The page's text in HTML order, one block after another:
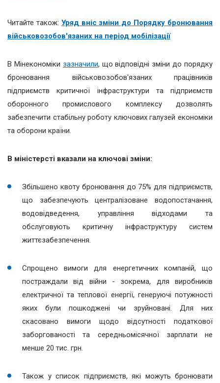
Читайте також: Уряд вніс зміни до Порядку бронювання
військовозобов'язаних на період мобілізації
В Мінекономіки зазначили, що відповідні зміни до порядку
бронювання військовозобов'язаних працівників
підприємств критичної інфраструктури та підприємств
оборонного промислового комплексу дозволять
забезпечити стабільну роботу ключових галузей економіки
та оборони країни.
В міністерсті вказали на ключові зміни:
Збільшено квоту бронювання до 75% для підприємств,
що забезпечують централізоване водопостачання,
водовідведення, управління відходами та
обслуговують критичну інфраструктуру систем
життєзабезпечення.
Спрощено вимоги для енергетичних компаній, що
постраждали від війни - зокрема, для виробників
електричної та теплової енергії, генеруючі потужності
яких були пошкоджені чи зруйновані. Для них
скасовано вимоги щодо відсутності податкової
заборгованості та середньомісячної зарплати не
менше 20 тис. грн.
Також у список підприємств, які можуть бронювати